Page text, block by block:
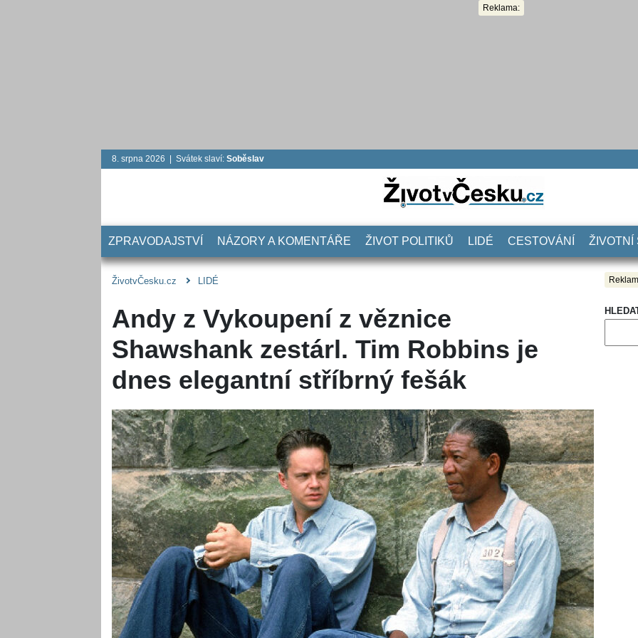
Reklama:
8. srpna 2026 | Svátek slaví: Soběslav
ZPRAVODAJSTVÍ NÁZORY A KOMENTÁŘE ŽIVOT POLITIKŮ LIDÉ CESTOVÁNÍ ŽIVOTNÍ
ŽivotvČesku.cz LIDÉ
Andy z Vykoupení z věznice
Shawshank zestárl. Tim Robbins je
dnes elegantní stříbrný fešák